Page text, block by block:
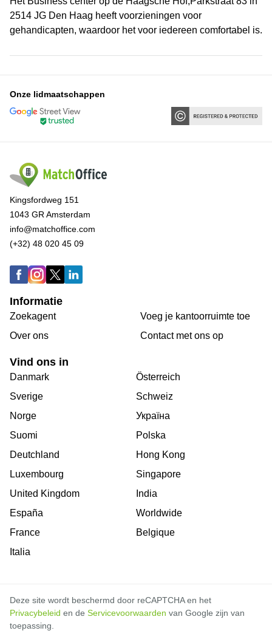
2514 JG Den Haag heeft voorzieningen voor
gehandicapten, waardoor het voor iedereen comfortabel is.
Onze lidmaatschappen
Kingsfordweg 151
1043 GR Amsterdam
info@matchoffice.com
(+32) 48 020 45 09
Informatie
Zoekagent
Over ons
Voeg je kantoorruimte toe
Сontact met ons op
Vind ons in
Danmark
Sverige
Norge
Suomi
Deutchland
Luxembourg
United Kingdom
España
France
Italia
Österreich
Schweiz
Україна
Polska
Hong Kong
Singapore
India
Worldwide
Belgique
Deze site wordt beschermd door reCAPTCHA en het
Privacybeleid en de Servicevoorwaarden van Google zijn van
toepassing.